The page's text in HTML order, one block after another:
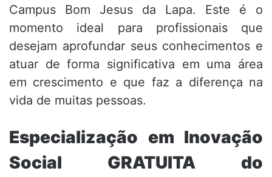
Campus Bom Jesus da Lapa. Este é o
momento ideal para profissionais que
desejam aprofundar seus conhecimentos e
atuar de forma significativa em uma área
em crescimento e que faz a diferença na
vida de muitas pessoas.
Especialização em Inovação
Social GRATUITA do